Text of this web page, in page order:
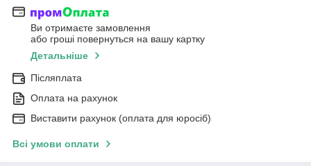
Ви отримаєте замовлення
або гроші повернуться на вашу картку
Детальніше
Післяплата
Оплата на рахунок
Виставити рахунок (оплата для юросіб)
Всі умови оплати